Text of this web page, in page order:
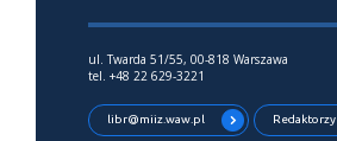
ul. Twarda 51/55, 00-818 Warszawa
tel. +48 22 629-3221
libr@miiz.waw.pl Redaktorzy